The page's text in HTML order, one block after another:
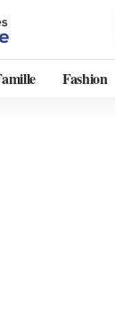
Fashion